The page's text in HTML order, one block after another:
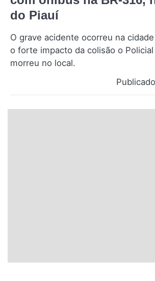
Santa Catarina
Rio Grande do Sul
Centro-Oeste
do Piauí
O grave acidente ocorreu na
o forte impacto da colisão o
morreu no local.